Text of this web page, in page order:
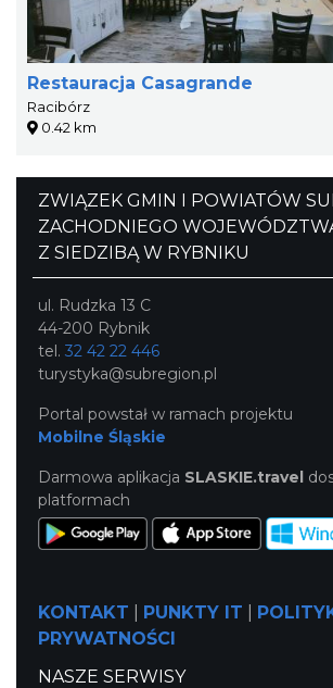
Restauracja Casagrande
Racibórz
0.42 km
ZWIĄZEK GMIN I POWIATÓW
ZACHODNIEGO
Z SIEDZIBĄ W RYBNIKU
ul. Rudzka 13 C
44-200 Rybnik
tel. 32 42 22 446
turystyka@subregion.pl
Portal powstał w ramach projektu
Mobilne Śląskie
Darmowa aplikacja SLASKIE.travel
platformach
KONTAKT PUNKTY IT
PRYWATNOŚCI
NASZE SERWISY